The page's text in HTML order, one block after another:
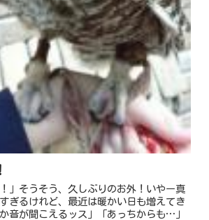
！」そうそう、久しぶりのお外！いやー真
ぎるけれど、最近は暖かい日も増えてき
音が聞こえるッス」「あっちからも…」